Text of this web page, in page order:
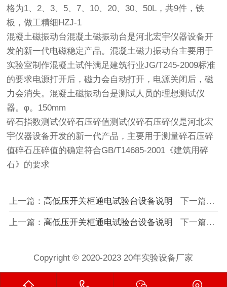
格为1、2、3、5、7、10、20、30、50L，共9件，铁
板，做工精细HZJ-1
混凝土磁振动台混凝土磁振动台是河北宏宇仪器设备开
发的新一代电磁稳定产品。混凝土磁力振动台主要用于
实验室制作混凝土试件满足建筑行业JG/T245-2009标准
的要求电源打开后，磁力会自动打开，电源关闭后，磁
力会消失。混凝土磁振动台是测试人员的理想测试仪
器。φ。150mm
碎石指数测试仪碎石压碎值测试仪碎石压碎仪是河北宏
宇仪器设备开发的新一代产品，主要用于测量碎石压碎
值碎石压碎值的确定符合GB/T14685-2001《建筑用碎
石》的要求
上一篇： 高低压开关柜通电试验台设备说明 下一篇：
上一篇： 高低压开关柜通电试验台设备说明 下一篇：
Copyright © 2020-2023 20年实验设备厂家